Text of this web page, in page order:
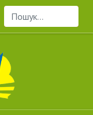
Пошук...